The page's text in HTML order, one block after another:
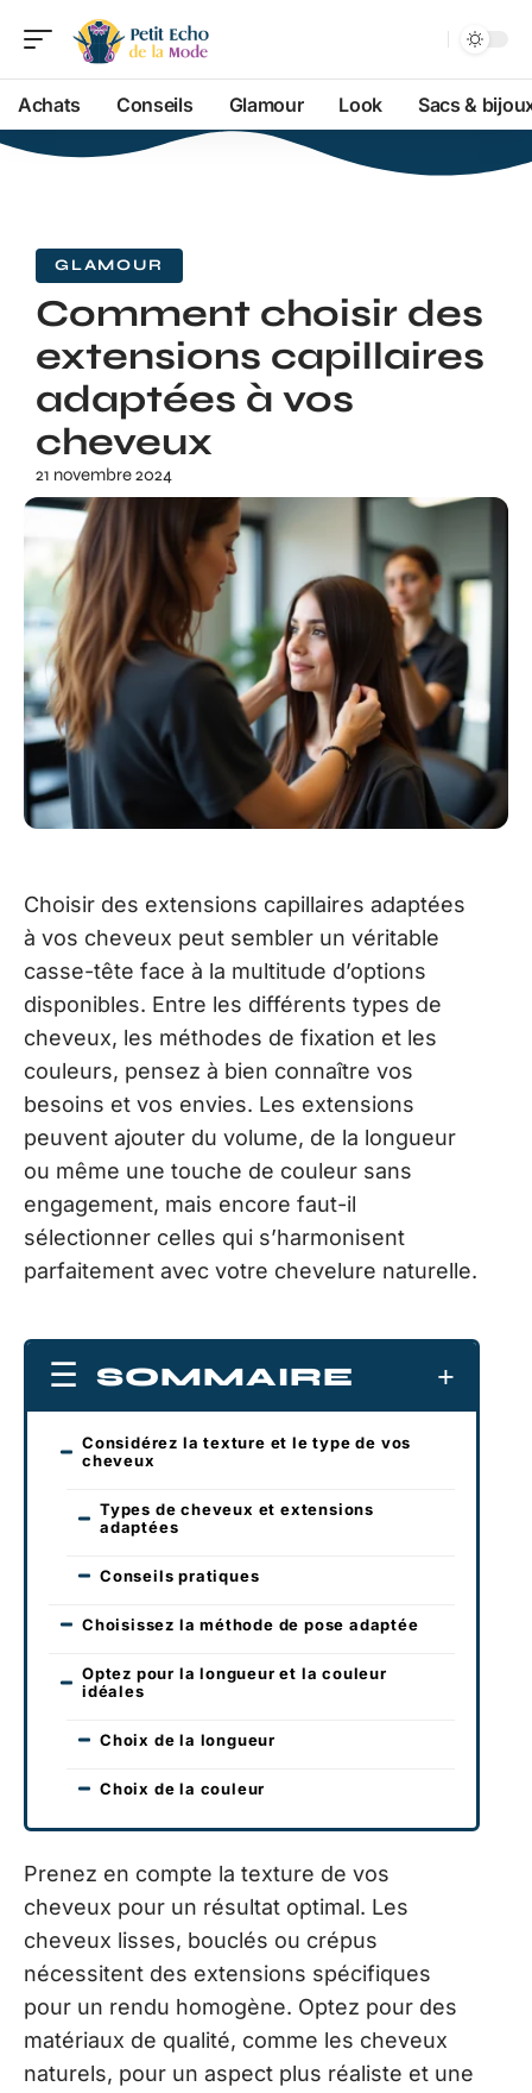
Achats Conseils Glamour Look Sacs &
GLAMOUR
Comment choisir des
extensions capillaires
adaptées à vos
cheveux
21 novembre 2024
Choisir des extensions capillaires adaptées
à vos cheveux peut sembler un véritable
casse-tête face à la multitude d’options
disponibles. Entre les différents types de
cheveux, les méthodes de fixation et les
couleurs, pensez à bien connaître vos
besoins et vos envies. Les extensions
peuvent ajouter du volume, de la longueur
ou même une touche de couleur sans
engagement, mais encore faut-il
sélectionner celles qui s’harmonisent
parfaitement avec votre chevelure naturelle.
SOMMAIRE
Considérez la texture et le type de vos
cheveux
Types de cheveux et extensions
adaptées
Conseils pratiques
Choisissez la méthode de pose adaptée
Optez pour la longueur et la couleur
idéales
Choix de la longueur
Choix de la couleur
Prenez en compte la texture de vos
cheveux pour un résultat optimal. Les
cheveux lisses, bouclés ou crépus
nécessitent des extensions spécifiques
pour un rendu homogène. Optez pour des
matériaux de qualité, comme les cheveux
naturels, pour un aspect plus réaliste et une